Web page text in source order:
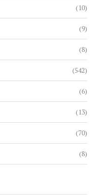
(10)
(9)
(8)
(542)
(6)
(13)
(70)
(8)